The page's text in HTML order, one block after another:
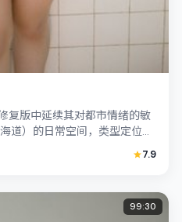
复版中延续其对都市情绪的敏
道）的日常空间，类型定位为
7.9
99:30